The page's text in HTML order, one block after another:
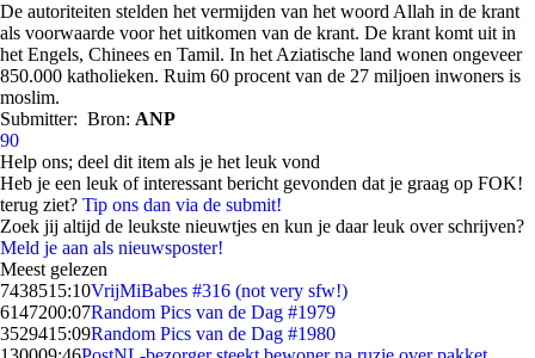
De autoriteiten stelden het vermijden van het woord Allah in de krant
als voorwaarde voor het uitkomen van de krant. De krant komt uit in
het Engels, Chinees en Tamil. In het Aziatische land wonen ongeveer
850.000 katholieken. Ruim 60 procent van de 27 miljoen inwoners is
moslim.
Submitter: Bron: ANP
90
Help ons; deel dit item als je het leuk vond
Heb je een leuk of interessant bericht gevonden dat je graag op FOK!
terug ziet? Tip ons dan via de submit!
Zoek jij altijd de leukste nieuwtjes en kun je daar leuk over schrijven?
Meld je aan als nieuwsposter!
Meest gelezen
7438515:10VrijMiBabes #316 (not very sfw!)
6147200:07Random Pics van de Dag #1979
3529415:09Random Pics van de Dag #1980